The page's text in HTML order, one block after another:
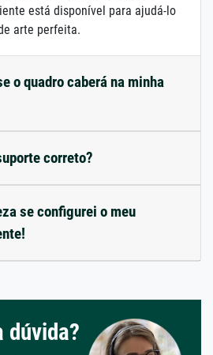
está disponível para ajudá-lo
arte perfeita.
o quadro caberá na minha
correto?
se configurei o meu
dúvida?